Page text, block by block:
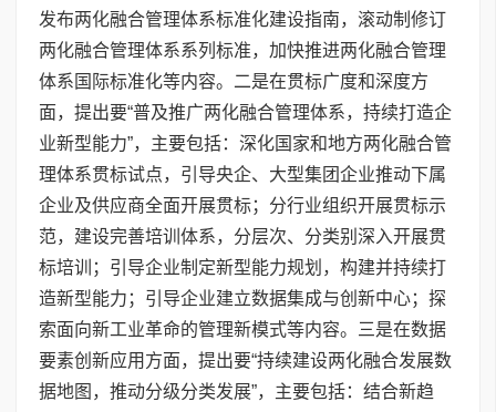
发布两化融合管理体系标准化建设指南，滚动制修订
两化融合管理体系系列标准，加快推进两化融合管理
体系国际标准化等内容。二是在贯标广度和深度方
面，提出要“普及推广两化融合管理体系，持续打造企
业新型能力”，主要包括：深化国家和地方两化融合管
理体系贯标试点，引导央企、大型集团企业推动下属
企业及供应商全面开展贯标；分行业组织开展贯标示
范，建设完善培训体系，分层次、分类别深入开展贯
标培训；引导企业制定新型能力规划，构建并持续打
造新型能力；引导企业建立数据集成与创新中心；探
索面向新工业革命的管理新模式等内容。三是在数据
要素创新应用方面，提出要“持续建设两化融合发展数
据地图，推动分级分类发展”，主要包括：结合新趋